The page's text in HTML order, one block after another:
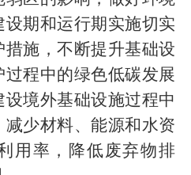
期和运行期实施切实
施，不断提升基础设
程中的绿色低碳发展
境外基础设施过程中
少材料、能源和水资
用率，降低废弃物排